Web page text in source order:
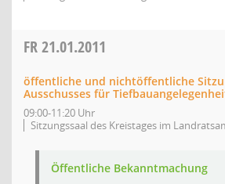
FR21.01.2011
öffentliche und nichtöffentliche
Ausschusses für
09:00-11:20 Uhr
Sitzungssaal des Kreistages im
Öffentliche Bekanntmachung